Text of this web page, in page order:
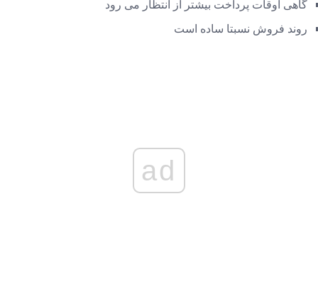
گاهی اوقات پرداخت بیشتر از انتظار می رود
روند فروش نسبتا ساده است
ad